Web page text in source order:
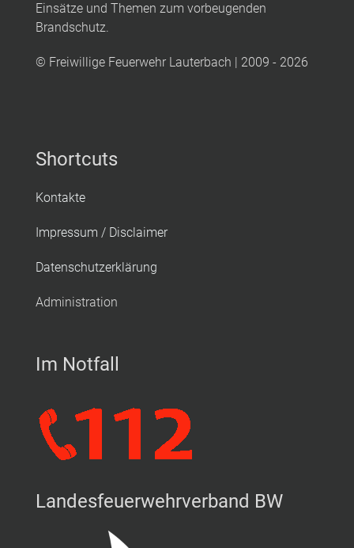
Einsätze und Themen zum vorbeugenden
Brandschutz.
© Freiwillige Feuerwehr Lauterbach | 2009 - 2026
Shortcuts
Kontakte
Impressum / Disclaimer
Datenschutzerklärung
Administration
Im Notfall
Landesfeuerwehrverband BW